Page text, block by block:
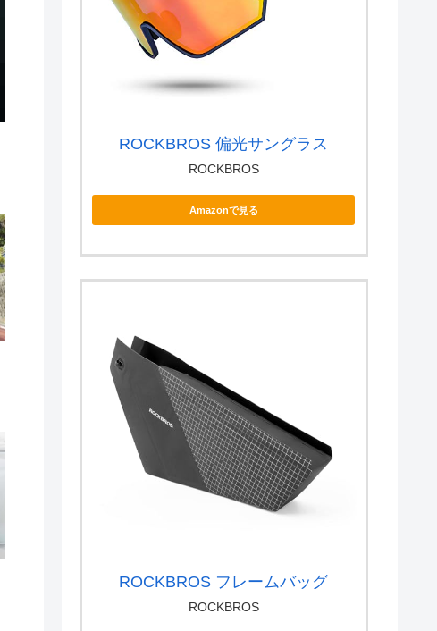
ROCKBROS 偏光サングラス
ROCKBROS
Amazonで見る
ROCKBROS フレームバッグ
ROCKBROS